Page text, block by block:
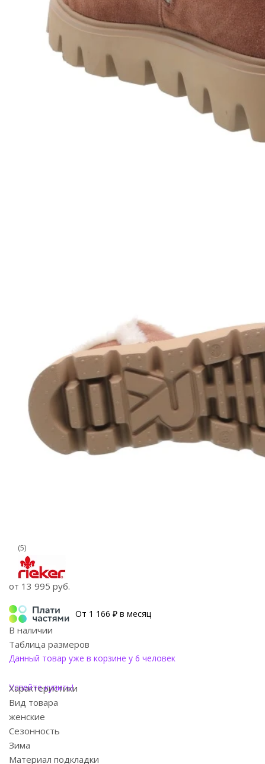
(5)
от 13 995 руб.
От 1 166 ₽ в месяц
В наличии
Таблица размеров
Данный товар уже в корзине у 6 человек
Успейте купить!
Характеристики
Вид товара
женские
Сезонность
Зима
Материал подкладки